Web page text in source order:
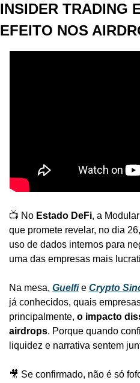
INSIDER TRADING
EFEITO NOS
📺 No Estado DeFi, a
que promete revelar, no dia
uso de dados internos para
uma das empresas mais
Na mesa, Guelfi e Crypto
já conhecidos, quais
principalmente, o impacto
airdrops. Porque quando
liquidez e narrativa sentem
🎥 Se confirmado, não é só